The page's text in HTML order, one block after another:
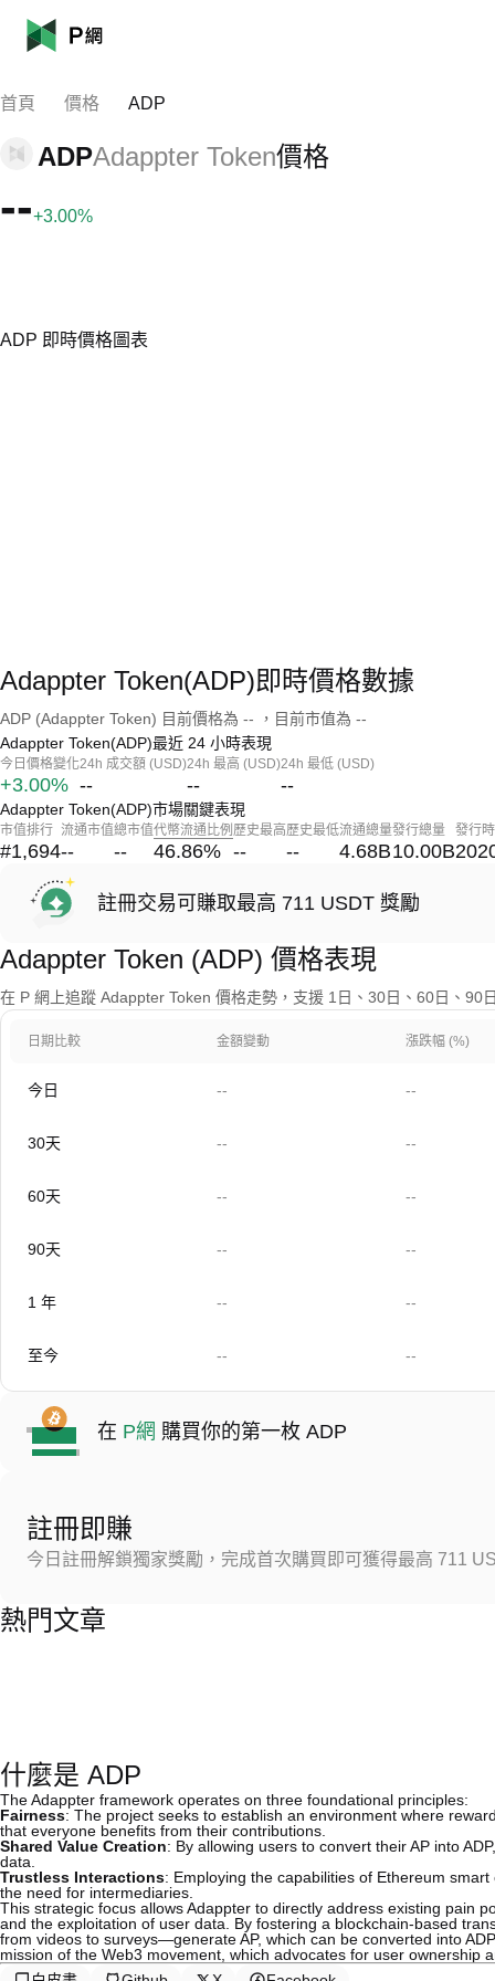
首頁 價格 ADP
ADPAdappter Token價格
--+3.00%
ADP 即時價格圖表
Adappter Token(ADP)即時價格數據
ADP (Adappter Token) 目前價格為 -- ，目前市值為 --
Adappter Token(ADP)最近 24 小時表現
今日價格變化
+3.00%
24h 成交額 (USD)
--
24h 最高 (USD)
--
24h 最低 (USD)
--
Adappter Token(ADP)市場關鍵表現
市值排行
#1,694
流通市值
--
總市值
--
代幣流通比例
46.86%
歷史最高
--
歷史最低
--
流通總量
4.68B
發行總量
10.00B
發行
註冊交易可賺取最高 711 USDT 獎勵
Adappter Token (ADP) 價格表現
在 P 網上追蹤 Adappter Token 價格走勢，支援 1日、30日、60日、90
日期比較 金額變動 漲跌幅 (%)
今日 -- --
30天 -- --
60天 -- --
90天 -- --
1 年 -- --
至今 -- --
在 P網 購買你的第一枚 ADP
註冊即賺
今日註冊解鎖獨家獎勵，完成首次購買即可獲得最高 711
熱門文章
什麼是 ADP
The Adappter framework operates on three foundational principles:
Fairness: The project seeks to establish an environment where
that everyone benefits from their contributions.
Shared Value Creation: By allowing users to convert their AP into
data.
Trustless Interactions: Employing the capabilities of Ethereum
the need for intermediaries.
This strategic focus allows Adappter to directly address existing pain
and the exploitation of user data. By fostering a blockchain-based
from videos to surveys—generate AP, which can be converted into
mission of the Web3 movement, which advocates for user ownership